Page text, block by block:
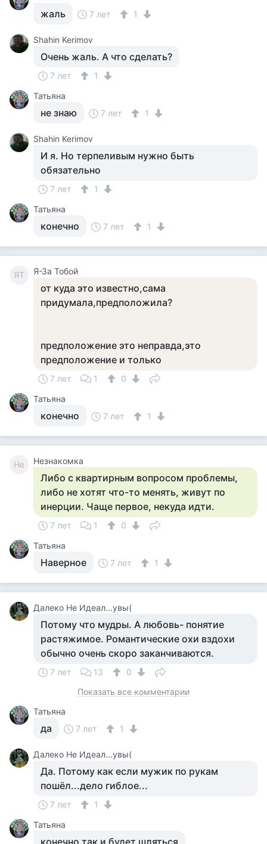
жаль 7 лет 1
Shahin Kerimov
Очень жаль. А что сделать?
7 лет
1
Татьяна
не знаю 7 лет 1
Shahin Kerimov
И я. Но терпеливым нужно быть
обязательно
7 лет
1
Татьяна
конечно 7 лет 1
ЯТ Я-За Тобой
от куда это известно,сама
придумала,предположила?
предположение это неправда,это
предположение и только
7 лет 1
0
Татьяна
конечно 7 лет 1
Не Незнакомка
Либо с квартирным вопросом проблемы,
либо не хотят что-то менять, живут по
инерции. Чаще первое, некуда идти.
7 лет 1
0
Татьяна
Наверное 7 лет 1
Далеко Не Идеал...увы(
Потому что мудры. А любовь- понятие
растяжимое. Романтические охи вздохи
обычно очень скоро заканчиваются.
7 лет 13
0
Показать все комментарии
Татьяна
да 7 лет 1
Далеко Не Идеал...увы(
Да. Потому как если мужик по рукам
пошёл...дело гиблое...
7 лет
1
Татьяна
конечно так и будет шляться